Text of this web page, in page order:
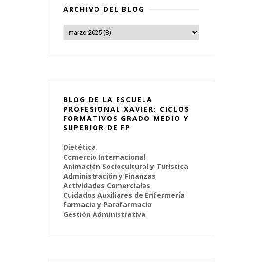
ARCHIVO DEL BLOG
BLOG DE LA ESCUELA
PROFESIONAL XAVIER: CICLOS
FORMATIVOS GRADO MEDIO Y
SUPERIOR DE FP
Dietética
Comercio Internacional
Animación Sociocultural y Turística
Administración y Finanzas
Actividades Comerciales
Cuidados Auxiliares de Enfermería
Farmacia y Parafarmacia
Gestión Administrativa